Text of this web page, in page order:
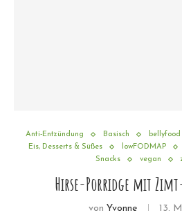
Anti-Entzündung Basisch bellyfood
Eis, Desserts & Süßes
lowFODMAP
Snacks
vegan
Hirse-Porridge mit
von Yvonne 13.